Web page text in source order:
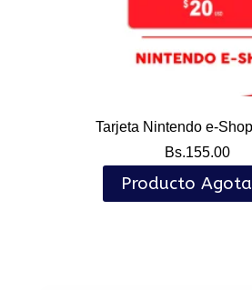
Tarjeta Nintendo e-
Bs.155.00
Producto